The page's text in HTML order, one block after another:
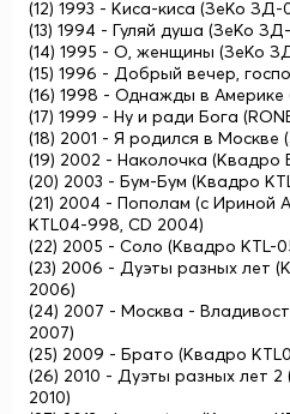
(12) 1993 - Киса-киса (ЗеКо ЗД-
(13) 1994 - Гуляй душа (ЗеКо
(14) 1995 - О, женщины (ЗеКо
(15) 1996 - Добрый вечер,
(16) 1998 - Однажды в Америке
(17) 1999 - Ну и ради Бога
(18) 2001 - Я родился в Москве
(19) 2002 - Наколочка (Квадро
(20) 2003 - Бум-Бум (Квадро
(21) 2004 - Пополам (с Ириной
KTL04-998, CD 2004)
(22) 2005 - Соло (Квадро KTL-
(23) 2006 - Дуэты разных лет
2006)
(24) 2007 - Москва -
2007)
(25) 2009 - Брато (Квадро
(26) 2010 - Дуэты разных лет 2
2010)